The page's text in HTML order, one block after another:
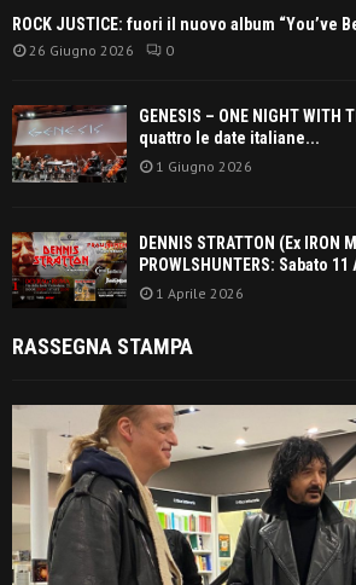
ROCK JUSTICE: fuori il nuovo album “You’ve
26 Giugno 2026 0
GENESIS – ONE NIGHT WITH
quattro le date italiane...
1 Giugno 2026
DENNIS STRATTON (Ex IRON
PROWLSHUNTERS: Sabato
1 Aprile 2026
RASSEGNA STAMPA